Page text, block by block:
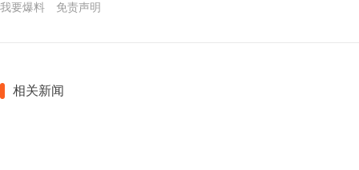
我要爆料 免责声明
相关新闻